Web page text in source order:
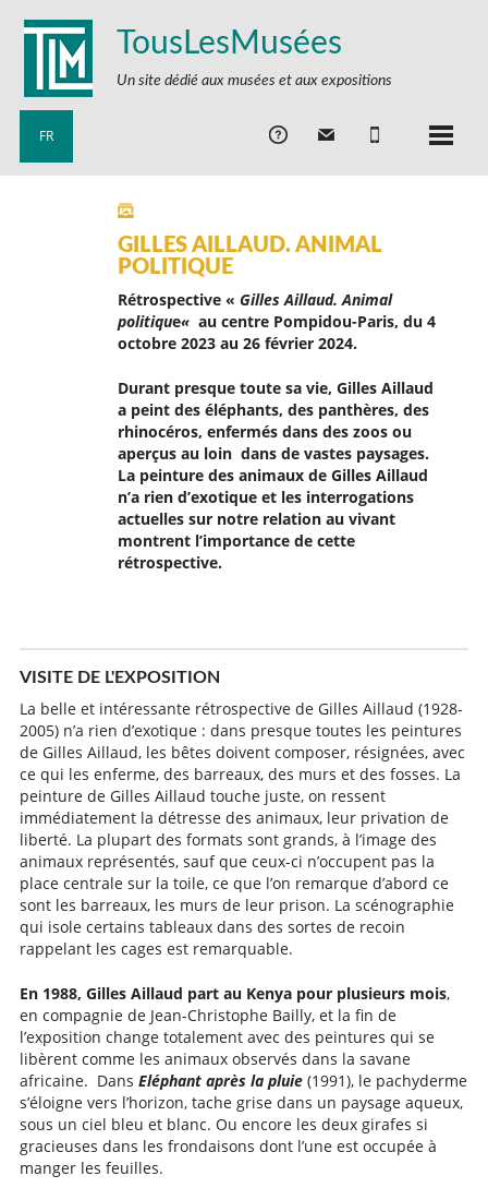
TousLesMusées
Un site dédié aux musées et aux expositions
FR
GILLES AILLAUD. ANIMAL
POLITIQUE
Rétrospective « Gilles Aillaud. Animal
politique« au centre Pompidou-Paris, du 4
octobre 2023 au 26 février 2024.
Durant presque toute sa vie, Gilles Aillaud
a peint des éléphants, des panthères, des
rhinocéros, enfermés dans des zoos ou
aperçus au loin dans de vastes paysages.
La peinture des animaux de Gilles Aillaud
n’a rien d’exotique et les interrogations
actuelles sur notre relation au vivant
montrent l’importance de cette
rétrospective.
VISITE DE L'EXPOSITION
La belle et intéressante rétrospective de Gilles Aillaud (1928-
2005) n’a rien d’exotique : dans presque toutes les peintures
de Gilles Aillaud, les bêtes doivent composer, résignées, avec
ce qui les enferme, des barreaux, des murs et des fosses. La
peinture de Gilles Aillaud touche juste, on ressent
immédiatement la détresse des animaux, leur privation de
liberté. La plupart des formats sont grands, à l’image des
animaux représentés, sauf que ceux-ci n’occupent pas la
place centrale sur la toile, ce que l’on remarque d’abord ce
sont les barreaux, les murs de leur prison. La scénographie
qui isole certains tableaux dans des sortes de recoin
rappelant les cages est remarquable.
En 1988, Gilles Aillaud part au Kenya pour plusieurs mois,
en compagnie de Jean-Christophe Bailly, et la fin de
l’exposition change totalement avec des peintures qui se
libèrent comme les animaux observés dans la savane
africaine. Dans Eléphant après la pluie (1991), le pachyderme
s’éloigne vers l’horizon, tache grise dans un paysage aqueux,
sous un ciel bleu et blanc. Ou encore les deux girafes si
gracieuses dans les frondaisons dont l’une est occupée à
manger les feuilles.